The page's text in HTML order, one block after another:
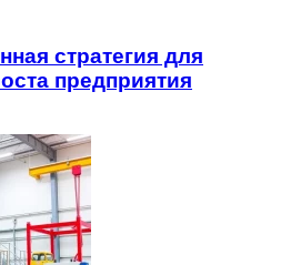
стратегия для
предприятия